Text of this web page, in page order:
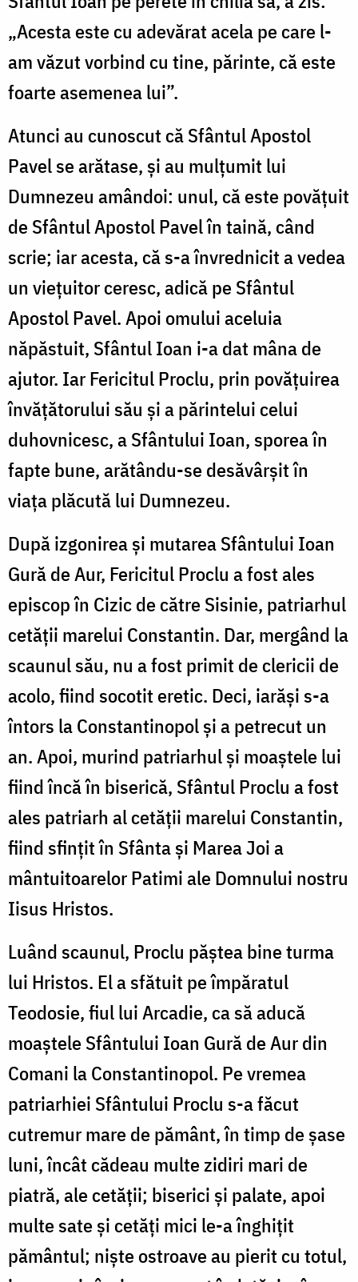
„Acesta este cu adevărat acela pe care l-
am văzut vorbind cu tine, părinte, că este
foarte asemenea lui”.
Atunci au cunoscut că Sfântul Apostol
Pavel se arătase, și au mulțumit lui
Dumnezeu amândoi: unul, că este povățuit
de Sfântul Apostol Pavel în taină, când
scrie; iar acesta, că s-a învrednicit a vedea
un viețuitor ceresc, adică pe Sfântul
Apostol Pavel. Apoi omului aceluia
năpăstuit, Sfântul Ioan i-a dat mâna de
ajutor. Iar Fericitul Proclu, prin povățuirea
învățătorului său și a părintelui celui
duhovnicesc, a Sfântului Ioan, sporea în
fapte bune, arătându-se desăvârșit în
viața plăcută lui Dumnezeu.
După izgonirea și mutarea Sfântului Ioan
Gură de Aur, Fericitul Proclu a fost ales
episcop în Cizic de către Sisinie, patriarhul
cetății marelui Constantin. Dar, mergând la
scaunul său, nu a fost primit de clericii de
acolo, fiind socotit eretic. Deci, iarăși s-a
întors la Constantinopol și a petrecut un
an. Apoi, murind patriarhul și moaștele lui
fiind încă în biserică, Sfântul Proclu a fost
ales patriarh al cetății marelui Constantin,
fiind sfințit în Sfânta și Marea Joi a
mântuitoarelor Patimi ale Domnului nostru
Iisus Hristos.
Luând scaunul, Proclu păștea bine turma
lui Hristos. El a sfătuit pe împăratul
Teodosie, fiul lui Arcadie, ca să aducă
moaștele Sfântului Ioan Gură de Aur din
Comani la Constantinopol. Pe vremea
patriarhiei Sfântului Proclu s-a făcut
cutremur mare de pământ, în timp de șase
luni, încât cădeau multe zidiri mari de
piatră, ale cetății; biserici și palate, apoi
multe sate și cetăți mici le-a înghițit
pământul; niște ostroave au pierit cu totul,